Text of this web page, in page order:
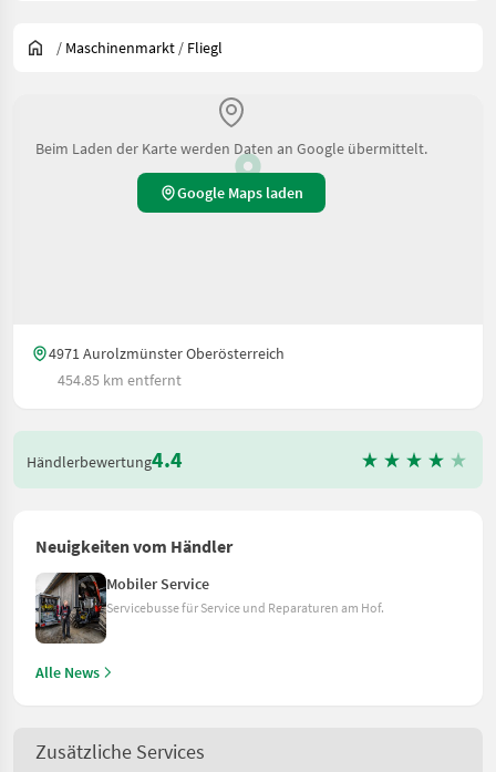
/ Maschinenmarkt / Fliegl
Beim Laden der Karte werden Daten an Google übermittelt.
Google Maps laden
4971 Aurolzmünster Oberösterreich
454.85 km entfernt
Händlerbewertung4.4
Neuigkeiten vom Händler
Mobiler Service
Servicebusse für Service und Reparaturen am Hof.
Alle News
Zusätzliche Services